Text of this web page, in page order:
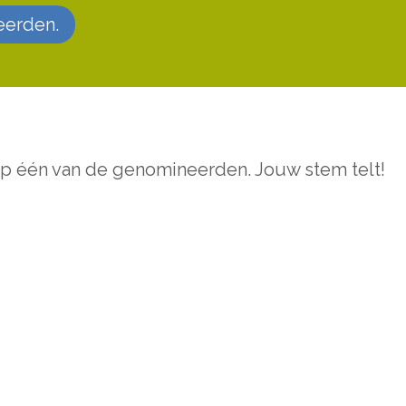
één van de genomineerden. Jouw stem telt!